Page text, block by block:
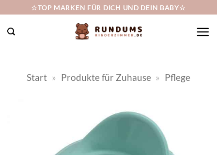
springen
☆TOP MARKEN FÜR DICH UND DEIN BABY☆
Start » Produkte für Zuhause » Pflege